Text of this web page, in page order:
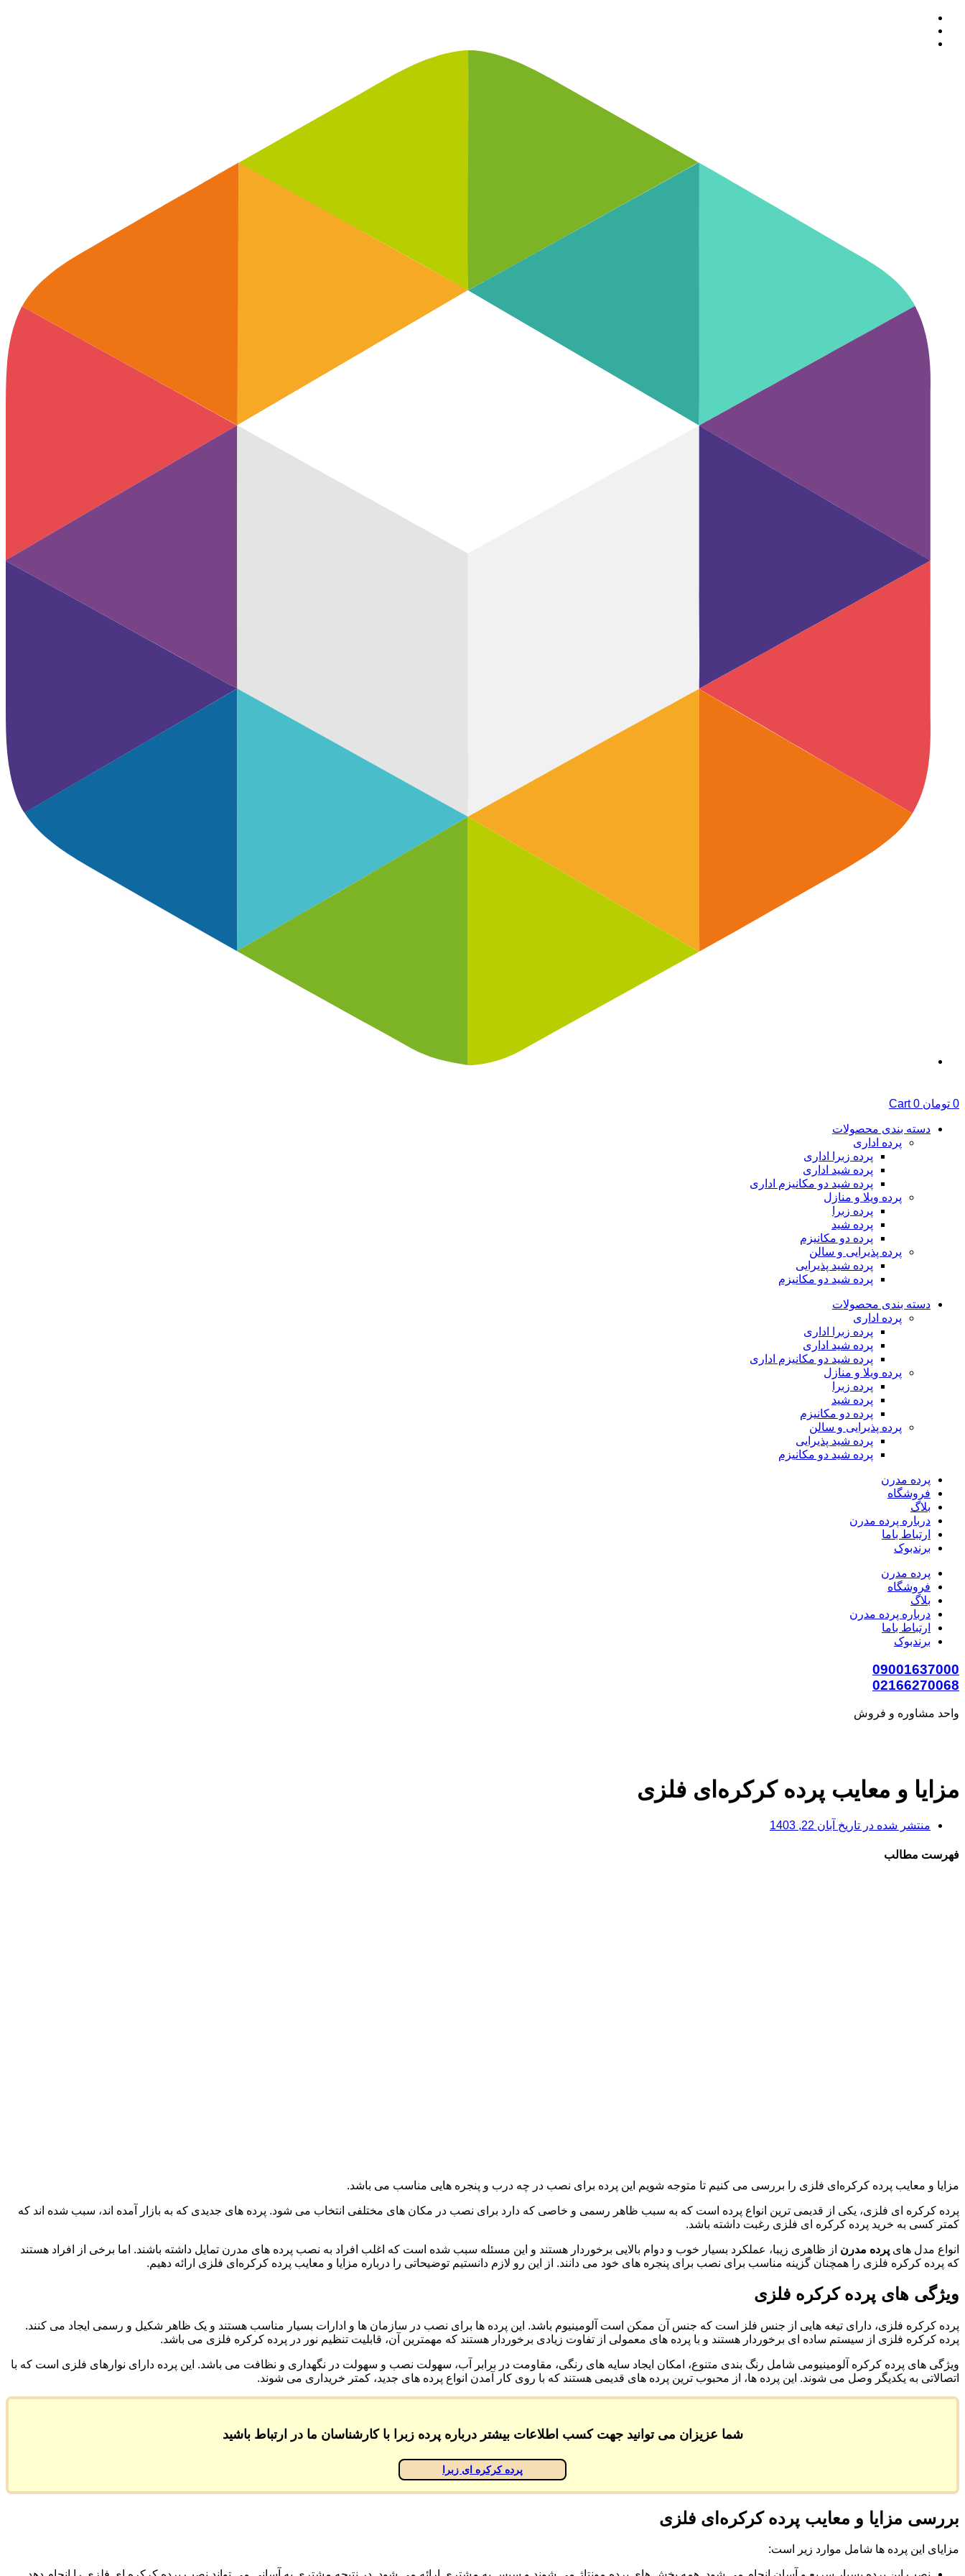
پرش
محتوا
0 تومان 0
Cart
دسته بندی محصولات
پرده اداری
پرده زبرا اداری
پرده شید اداری
پرده شید دو مکانیزم اداری
پرده ویلا و منازل
پرده زبرا
پرده شید
پرده دو مکانیزم
پرده پذیرایی و سالن
پرده شید پذیرایی
پرده شید دو مکانیزم
دسته بندی محصولات
پرده اداری
پرده زبرا اداری
پرده شید اداری
پرده شید دو مکانیزم اداری
پرده ویلا و منازل
پرده زبرا
پرده شید
پرده دو مکانیزم
پرده پذیرایی و سالن
پرده شید پذیرایی
پرده شید دو مکانیزم
پرده مدرن
فروشگاه
بلاگ
درباره پرده مدرن
ارتباط باما
برندبوک
پرده مدرن
فروشگاه
بلاگ
درباره پرده مدرن
ارتباط باما
برندبوک
09001637000
02166270068
واحد مشاوره و فروش
مزایا و معایب پرده کرکره‌ای فلزی
منتشر شده در تاریخ آبان 22, 1403
فهرست مطالب
مزایا و معایب پرده کرکره‌ای فلزی را بررسی می کنیم تا متوجه شویم این پرده برای نصب در چه درب و پنجره هایی مناسب می باشد.
پرده کرکره ای فلزی، یکی از قدیمی ترین انواع پرده است که به سبب ظاهر رسمی و خاصی که دارد برای نصب در مکان های مختلفی انتخاب می شود. پرده های جدیدی که به بازار آمده اند، سبب شده اند که
کمتر کسی به خرید پرده کرکره ای فلزی رغبت داشته باشد.
انواع مدل های پرده مدرن از ظاهری زیبا، عملکرد بسیار خوب و دوام بالایی برخوردار هستند و این مسئله سبب شده است که اغلب افراد به نصب پرده های مدرن تمایل داشته باشند. اما برخی از افراد هستند
که پرده کرکره فلزی را همچنان گزینه مناسب برای نصب برای پنجره های خود می دانند. از این رو لازم دانستیم توضیحاتی را درباره مزایا و معایب پرده کرکره‌ای فلزی ارائه دهیم.
ویژگی های پرده کرکره فلزی
پرده کرکره فلزی، دارای تیغه هایی از جنس فلز است که جنس آن ممکن است آلومینیوم باشد. این پرده ها برای نصب در سازمان ها و ادارات بسیار مناسب هستند و یک ظاهر شکیل و رسمی ایجاد می کنند.
پرده کرکره فلزی از سیستم ساده ای برخوردار هستند و با پرده های معمولی از تفاوت زیادی برخوردار هستند که مهمترین آن، قابلیت تنظیم نور در پرده کرکره فلزی می باشد.
ویژگی های پرده کرکره آلومینیومی شامل رنگ بندی متنوع، امکان ایجاد سایه های رنگی، مقاومت در برابر آب، سهولت نصب و سهولت در نگهداری و نظافت می باشد. این پرده دارای نوارهای فلزی است که با
اتصالاتی به یکدیگر وصل می شوند. این پرده ها، از محبوب ترین پرده های قدیمی هستند که با روی کار آمدن انواع پرده های جدید، کمتر خریداری می شوند.
شما عزیزان می توانید جهت کسب اطلاعات بیشتر درباره پرده زبرا با کارشناسان ما در ارتباط باشید
پرده کرکره ای زبرا
بررسی مزایا و معایب پرده کرکره‌ای فلزی
مزایای این پرده ها شامل موارد زیر است: